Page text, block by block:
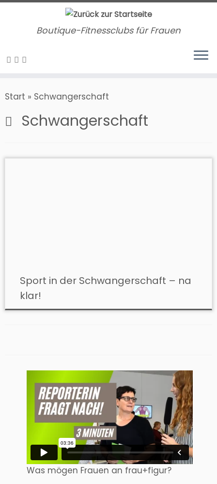
Zum
Boutique-Fitnessclubs für Frauen
Start » Schwangerschaft
Schwangerschaft
Sport in der Schwangerschaft – na
klar!
Was mögen Frauen an frau+figur?